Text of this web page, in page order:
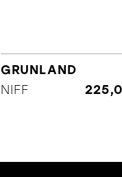
GRUNLAND
NIFF